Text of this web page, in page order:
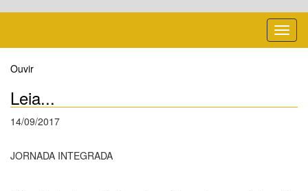
Ouvir
Leia...
14/09/2017
JORNADA INTEGRADA